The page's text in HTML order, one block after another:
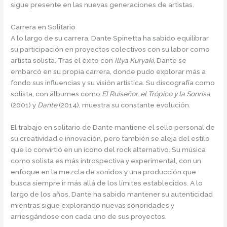
sigue presente en las nuevas generaciones de artistas.
Carrera en Solitario
A lo largo de su carrera, Dante Spinetta ha sabido equilibrar
su participación en proyectos colectivos con su labor como
artista solista. Tras el éxito con Illya Kuryaki, Dante se
embarcó en su propia carrera, donde pudo explorar más a
fondo sus influencias y su visión artística. Su discografía como
solista, con álbumes como El Ruiseñor, el Trópico y la Sonrisa
(2001) y Dante(2014), muestra su constante evolución.
El trabajo en solitario de Dante mantiene el sello personal de
su creatividad e innovación, pero también se aleja del estilo
que lo convirtió en un ícono del rock alternativo. Su música
como solista es más introspectiva y experimental, con un
enfoque en la mezcla de sonidos y una producción que
busca siempre ir más allá de los límites establecidos. A lo
largo de los años, Dante ha sabido mantener su autenticidad
mientras sigue explorando nuevas sonoridades y
arriesgándose con cada uno de sus proyectos.